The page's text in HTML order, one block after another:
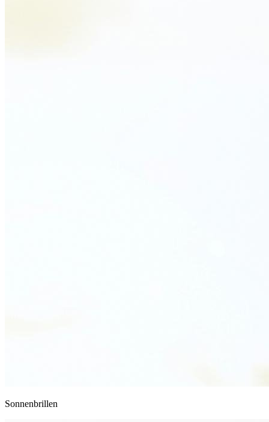
Sonnenbrillen